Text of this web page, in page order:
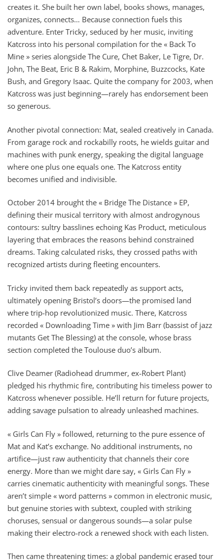
creates it. She built her own label, books shows, manages,
organizes, connects… Because connection fuels this
adventure. Enter Tricky, seduced by her music, inviting
Katcross into his personal compilation for the « Back To
Mine » series alongside The Cure, Chet Baker, Le Tigre, Dr.
John, The Beat, Eric B & Rakim, Morphine, Buzzcocks, Kate
Bush, and Gregory Isaac. Quite the company for 2003, when
Katcross was just beginning—rarely has endorsement been
so generous.
Another pivotal connection: Mat, sealed creatively in Canada.
From garage rock and rockabilly roots, he wields guitar and
machines with punk energy, speaking the digital language
where one plus one equals one. The Katcross entity
becomes unified and indivisible.
October 2014 brought the « Bridge The Distance » EP,
defining their musical territory with almost androgynous
contours: sultry basslines echoing Kas Product, meticulous
layering that embraces the reasons behind constrained
dreams. Taking calculated risks, they crossed paths with
recognized artists during fleeting encounters.
Tricky invited them back repeatedly as support acts,
ultimately opening Bristol’s doors—the promised land
where trip-hop revolutionized music. There, Katcross
recorded « Downloading Time » with Jim Barr (bassist of jazz
mutants Get The Blessing) at the console, whose brass
section completed the Toulouse duo’s album.
Clive Deamer (Radiohead drummer, ex-Robert Plant)
pledged his rhythmic fire, contributing his timeless power to
Katcross whenever possible. He’ll return for future projects,
adding savage pulsation to already unleashed machines.
« Girls Can Fly » followed, returning to the pure essence of
Mat and Kat’s exchange. No additional instruments, no
artifice—just raw authenticity that channels their core
energy. More than we might dare say, « Girls Can Fly »
carries cinematic authenticity with meaningful songs. These
aren’t simple « word patterns » common in electronic music,
but genuine stories with subtext, coupled with striking
choruses, sensual or dangerous sounds—a solar pulse
making their electro-rock a renewed shock with each listen.
Then came threatening times: a global pandemic erased tour